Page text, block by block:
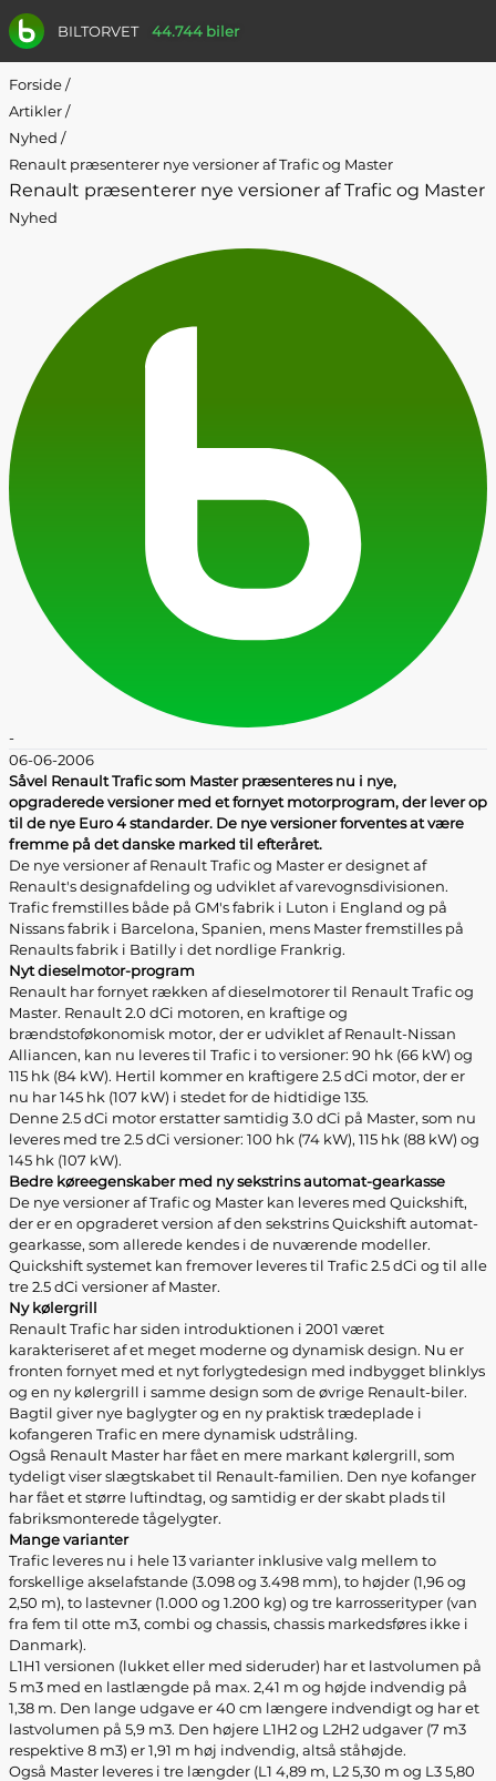
BILTORVET 44.744 biler
Forside/
Artikler/
Nyhed /
Renault præsenterer nye versioner af Trafic og Master
Renault præsenterer nye versioner af Trafic og Master
Nyhed
-
06-06-2006
Såvel Renault Trafic som Master præsenteres nu i nye,
opgraderede versioner med et fornyet motorprogram, der lever op
til de nye Euro 4 standarder. De nye versioner forventes at være
fremme på det danske marked til efteråret.
De nye versioner af Renault Trafic og Master er designet af
Renault's designafdeling og udviklet af varevognsdivisionen.
Trafic fremstilles både på GM's fabrik i Luton i England og på
Nissans fabrik i Barcelona, Spanien, mens Master fremstilles på
Renaults fabrik i Batilly i det nordlige Frankrig.
Nyt dieselmotor-program
Renault har fornyet rækken af dieselmotorer til Renault Trafic og
Master. Renault 2.0 dCi motoren, en kraftige og
brændstoføkonomisk motor, der er udviklet af Renault-Nissan
Alliancen, kan nu leveres til Trafic i to versioner: 90 hk (66 kW) og
115 hk (84 kW). Hertil kommer en kraftigere 2.5 dCi motor, der er
nu har 145 hk (107 kW) i stedet for de hidtidige 135.
Denne 2.5 dCi motor erstatter samtidig 3.0 dCi på Master, som nu
leveres med tre 2.5 dCi versioner: 100 hk (74 kW), 115 hk (88 kW) og
145 hk (107 kW).
Bedre køreegenskaber med ny sekstrins automat-gearkasse
De nye versioner af Trafic og Master kan leveres med Quickshift,
der er en opgraderet version af den sekstrins Quickshift automat-
gearkasse, som allerede kendes i de nuværende modeller.
Quickshift systemet kan fremover leveres til Trafic 2.5 dCi og til alle
tre 2.5 dCi versioner af Master.
Ny kølergrill
Renault Trafic har siden introduktionen i 2001 været
karakteriseret af et meget moderne og dynamisk design. Nu er
fronten fornyet med et nyt forlygtedesign med indbygget blinklys
og en ny kølergrill i samme design som de øvrige Renault-biler.
Bagtil giver nye baglygter og en ny praktisk trædeplade i
kofangeren Trafic en mere dynamisk udstråling.
Også Renault Master har fået en mere markant kølergrill, som
tydeligt viser slægtskabet til Renault-familien. Den nye kofanger
har fået et større luftindtag, og samtidig er der skabt plads til
fabriksmonterede tågelygter.
Mange varianter
Trafic leveres nu i hele 13 varianter inklusive valg mellem to
forskellige akselafstande (3.098 og 3.498 mm), to højder (1,96 og
2,50 m), to lastevner (1.000 og 1.200 kg) og tre karrosserityper (van
fra fem til otte m3, combi og chassis, chassis markedsføres ikke i
Danmark).
L1H1 versionen (lukket eller med sideruder) har et lastvolumen på
5 m3 med en lastlængde på max. 2,41 m og højde indvendig på
1,38 m. Den lange udgave er 40 cm længere indvendigt og har et
lastvolumen på 5,9 m3. Den højere L1H2 og L2H2 udgaver (7 m3
respektive 8 m3) er 1,91 m høj indvendig, altså ståhøjde.
Også Master leveres i tre længder (L1 4,89 m, L2 5,30 m og L3 5,80